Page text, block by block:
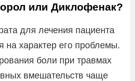
или Диклофенак?
для лечения пациента
на характер его проблемы.
боли при травмах
вмешательств чаще